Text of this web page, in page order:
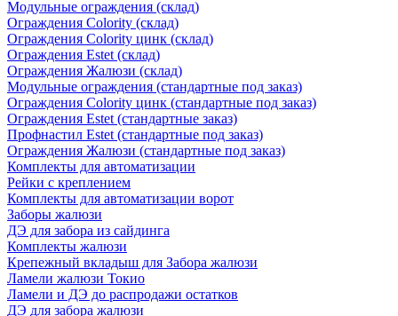
Модульные ограждения (склад)
Ограждения Colority (склад)
Ограждения Colority цинк (склад)
Ограждения Estet (склад)
Ограждения Жалюзи (склад)
Модульные ограждения (стандартные под заказ)
Ограждения Colority цинк (стандартные под заказ)
Ограждения Estet (стандартные заказ)
Профнастил Estet (стандартные под заказ)
Ограждения Жалюзи (стандартные под заказ)
Комплекты для автоматизации
Рейки с креплением
Комплекты для автоматизации ворот
Заборы жалюзи
ДЭ для забора из сайдинга
Комплекты жалюзи
Крепежный вкладыш для Забора жалюзи
Ламели жалюзи Токио
Ламели и ДЭ до распродажи остатков
ДЭ для забора жалюзи